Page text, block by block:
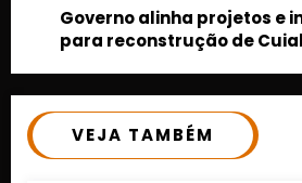
Governo alinha projetos e
para reconstrução de
VEJA TAMBÉM